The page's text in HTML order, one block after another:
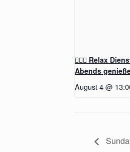
🧖‍♂️✨ Relax
Abends
August 4 @